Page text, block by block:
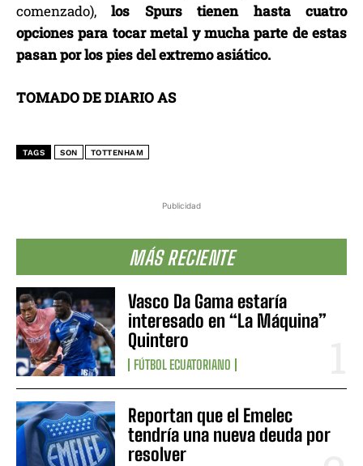
Publicidad
MÁS RECIENTE
Vasco Da Gama estaría
interesado en “La Máquina”
Quintero
FÚTBOL ECUATORIANO
Reportan que el Emelec
tendría una nueva deuda por
resolver
comenzado),los Spurs tienen hasta cuatro
opciones para tocar metal y mucha parte de estas
pasan por los pies del extremo asiático.
TOMADO DE DIARIO AS
TAGS SON TOTTENHAM